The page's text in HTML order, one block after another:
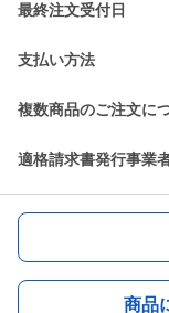
最終注文受付日
支払い方法
複数商品のご注文に
適格請求書発行事業
商品